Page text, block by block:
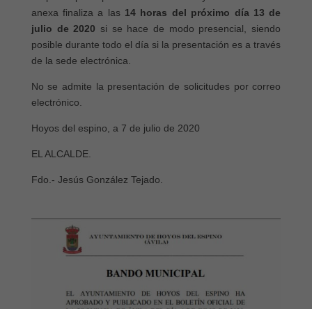
anexa finaliza a las 14 horas del próximo día 13 de
julio de 2020 si se hace de modo presencial, siendo
posible durante todo el día si la presentación es a través
de la sede electrónica.
No se admite la presentación de solicitudes por correo
electrónico.
Hoyos del espino, a 7 de julio de 2020
EL ALCALDE.
Fdo.- Jesús González Tejado.